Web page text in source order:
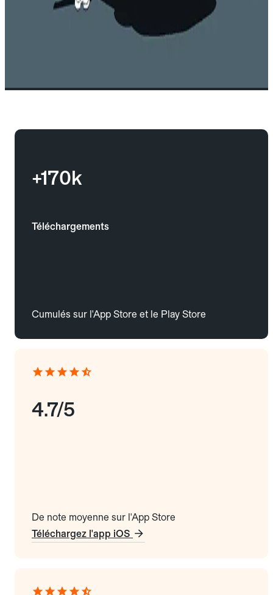
+170k
Téléchargements
Cumulés sur l'App Store et le Play Store
4.7/5
De note moyenne sur l'App Store
Téléchargez l'app iOS